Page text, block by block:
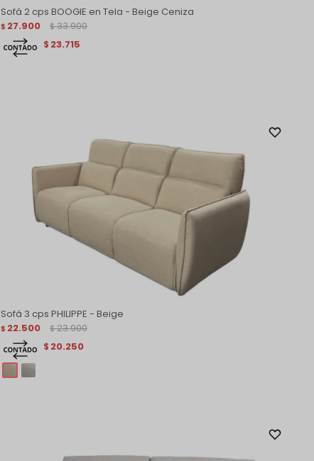
Sofá 2 cps BOOGIE en Tela - Beige Ceniza
$ 27.900 $ 33.900
$ 23.715
Sofá 3 cps PHILIPPE - Beige
$ 22.500 $ 23.900
$ 20.250